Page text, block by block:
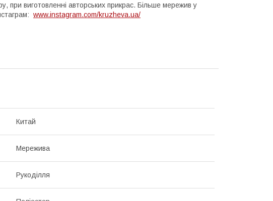
при виготовленні авторських прикрас. Більше мережив у
www.instagram.com/kruzheva.ua/
Китай
Мережива
Рукоділля